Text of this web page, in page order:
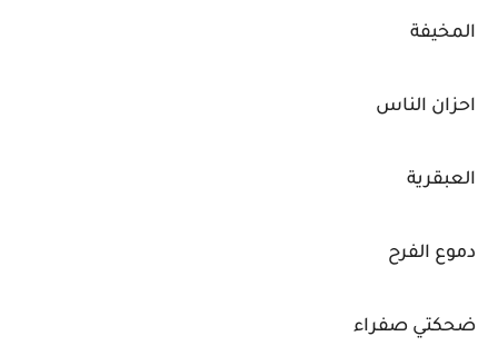
المخيفة
احزان الناس
العبقرية
دموع الفرح
ضحكتي صفراء